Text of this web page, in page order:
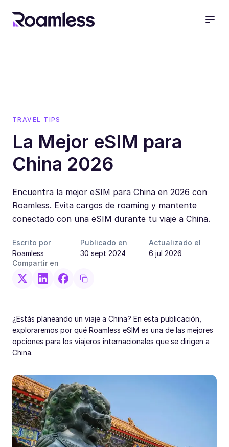
TRAVEL TIPS
La Mejor eSIM para
China 2026
Encuentra la mejor eSIM para China en 2026 con
Roamless. Evita cargos de roaming y mantente
conectado con una eSIM durante tu viaje a China.
Escrito por
Roamless
Publicado en
30 sept 2024
Actualizado el
6 jul 2026
Compartir en
¿Estás planeando un viaje a China? En esta publicación,
exploraremos por qué Roamless eSIM es una de las mejores
opciones para los viajeros internacionales que se dirigen a
China.